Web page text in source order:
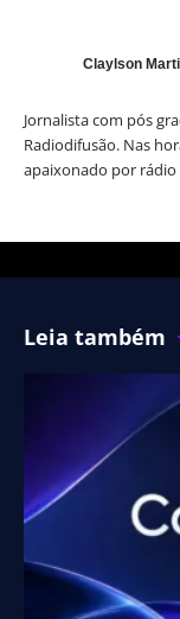
Claylson
Jornalista com pós
Radiodifusão. Nas
apaixonado por rádio
Leia também